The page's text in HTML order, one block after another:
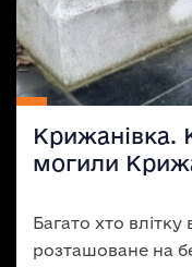
Крижанівка.
могили
Багато хто
розташоване на